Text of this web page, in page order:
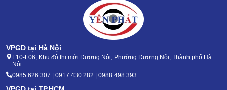
VPGD tại Hà Nội
L10-L06, Khu đô thị mới Dương Nội, Phường Dương Nội, Thành phố Hà
Nội
0985.626.307 | 0917.430.282 | 0988.498.393